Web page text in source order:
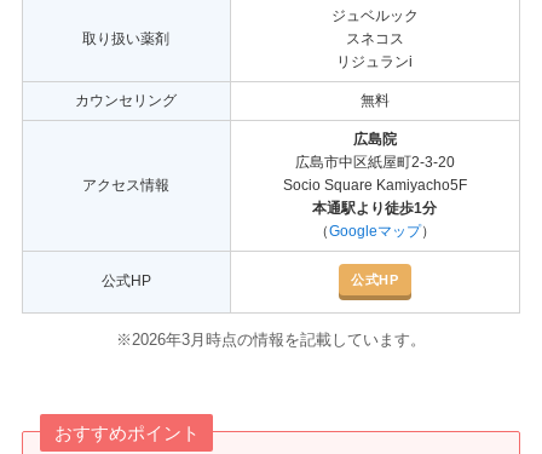
取り扱い薬剤
ジュベルック
スネコス
リジュランi
カウンセリング 無料
アクセス情報
広島院
広島市中区紙屋町2-3-20
Socio Square Kamiyacho5F
本通駅より徒歩1分
（Googleマップ）
公式HP 公式HP
※2026年3月時点の情報を記載しています。
おすすめポイント